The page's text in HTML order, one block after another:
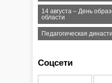
14 августа – День
области
Педагогическая
Соцсети